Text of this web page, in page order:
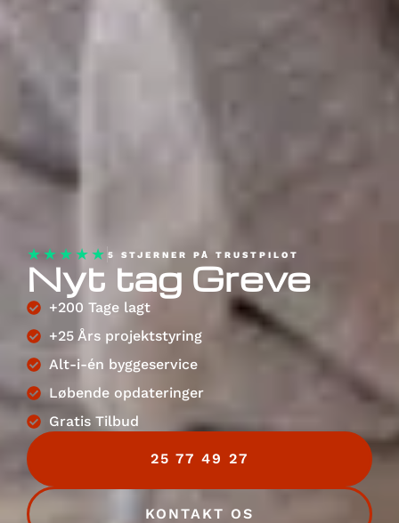
★★★★★ 5 STJERNER PÅ TRUSTPILOT
Nyt tag Greve
+200 Tage lagt
+25 Års projektstyring
Alt-i-én byggeservice
Løbende opdateringer
Gratis Tilbud
25 77 49 27
KONTAKT OS